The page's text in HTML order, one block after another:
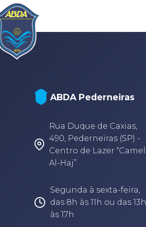
ABDA Pederneiras
Rua Duque de Caxias,
490, Pederneiras (SP) -
Centro de Lazer “Camel
Al-Haj”
Segunda à sexta-feira,
das 8h às 11h ou das 13h
às 17h